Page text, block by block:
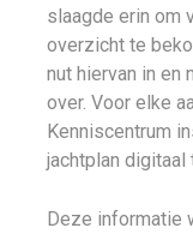
slaagde erin om
overzicht te
nut hiervan in en
over. Voor elke
Kenniscentrum
jachtplan digitaal
Deze informatie